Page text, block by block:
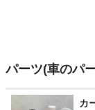
パーツ(車のパ
カ